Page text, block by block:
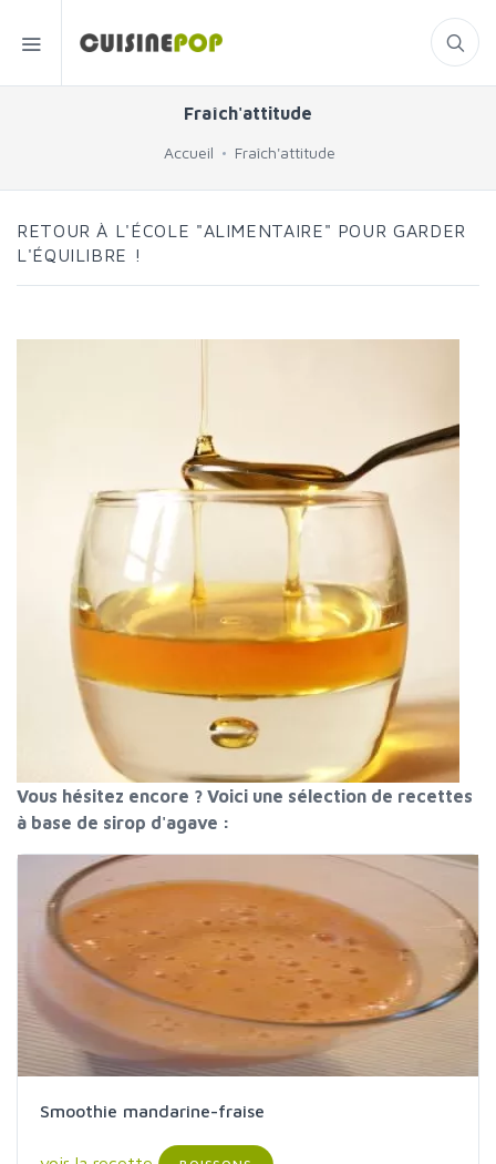
Fraîch'attitude
Accueil Fraîch'attitude
RETOUR À L'ÉCOLE "ALIMENTAIRE" POUR GARDER
L'ÉQUILIBRE !
Vous hésitez encore ? Voici une sélection de recettes
à base de sirop d'agave :
Smoothie mandarine-fraise